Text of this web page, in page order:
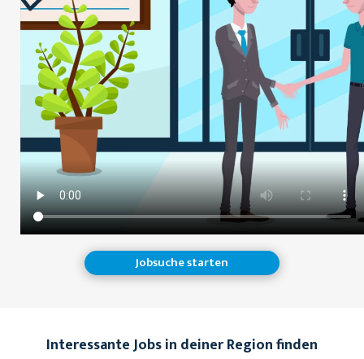
Jobsuche starten
Interessante Jobs in deiner Region finden